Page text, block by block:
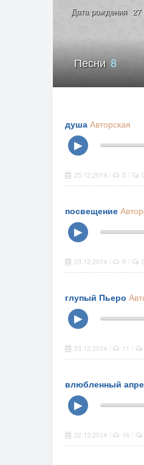
Дата рождения 27
Песни8
душа Авторская
▶
25.12.2014 5 0
посвещение
▶
23.12.2014 9 0
глупый Пьеро
▶
23.12.2014 11
влюбленный
▶
22.12.2014 16